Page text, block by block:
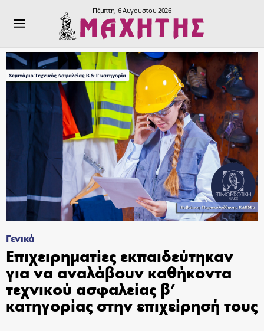
Πέμπτη, 6 Αυγούστου 2026
Γενικά
Επιχειρηματίες εκπαιδεύτηκαν
για να αναλάβουν καθήκοντα
τεχνικού ασφαλείας β’
κατηγορίας στην επιχείρησή τους